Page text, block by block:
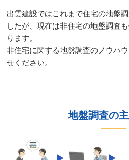
出雲建設ではこれまで住宅の地盤
したが、​現在は非住宅の地盤調査
ります。​
非住宅に関する地盤調査のノウハ
せください。​
地盤調査の